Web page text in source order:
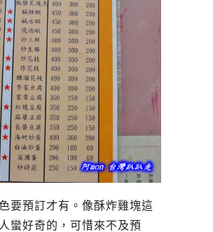
要預訂才有。像酥炸雞塊這
蠻好奇的，可惜來不及預